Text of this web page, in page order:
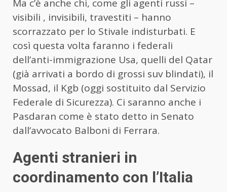
Ma c’è anche chi, come gli agenti russi –
visibili , invisibili, travestiti – hanno
scorrazzato per lo Stivale indisturbati. E
così questa volta faranno i federali
dell’anti-immigrazione Usa, quelli del Qatar
(già arrivati a bordo di grossi suv blindati), il
Mossad, il Kgb (oggi sostituito dal Servizio
Federale di Sicurezza). Ci saranno anche i
Pasdaran come è stato detto in Senato
dall’avvocato Balboni di Ferrara.
Agenti stranieri in
coordinamento con l’Italia